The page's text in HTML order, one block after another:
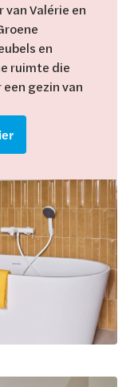
Valérie en
en
ruimte die
gezin van